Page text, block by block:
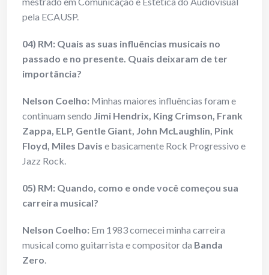
pela ECAUSP.
04) RM: Quais as suas influências musicais no
passado e no presente. Quais deixaram de ter
importância?
Nelson Coelho: Minhas maiores influências foram e
continuam sendo Jimi Hendrix, King Crimson, Frank
Zappa, ELP, Gentle Giant, John McLaughlin, Pink
Floyd, Miles Davis e basicamente Rock Progressivo e
Jazz Rock.
05) RM: Quando, como e onde você começou sua
carreira musical?
Nelson Coelho: Em 1983 comecei minha carreira
musical como guitarrista e compositor da Banda
Zero.